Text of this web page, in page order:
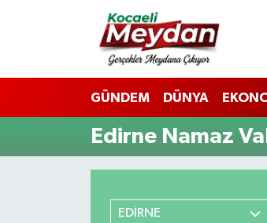
GÜNDEM DÜNYA
Edirne Namaz
EDİRNE
Nöbetçi Eczaneler
Hava Durumu
Trafik Durumu
Tüm Manşetler